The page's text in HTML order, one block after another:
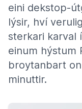
eini dekstop-
lýsir, hví
sterkari karval
einum hýstum
broytanbart
minuttir.